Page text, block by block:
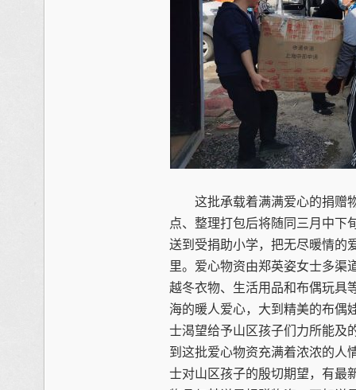
这批承载着满满爱心的捐赠
点、整理打包后将随同三月中下
送到受捐助小学，把无尽暖情的
里。爱心物资由郑英姿女士多渠
越冬衣物、生活用品和布偶玩具
海的暖人爱心，大到精美的布偶
士渴望给予山区孩子们力所能及
到这批爱心物资充满着浓浓的人
士对山区孩子的殷切期望，有最